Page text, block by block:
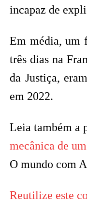
incapaz de
Em média, um
três dias na
da Justiça,
em 2022.
Leia também a
mecânica de
O mundo com
Reutilize este